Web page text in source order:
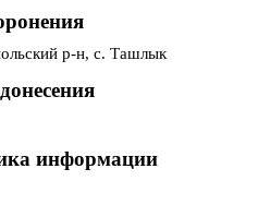
р-н, с. Ташлык
информации